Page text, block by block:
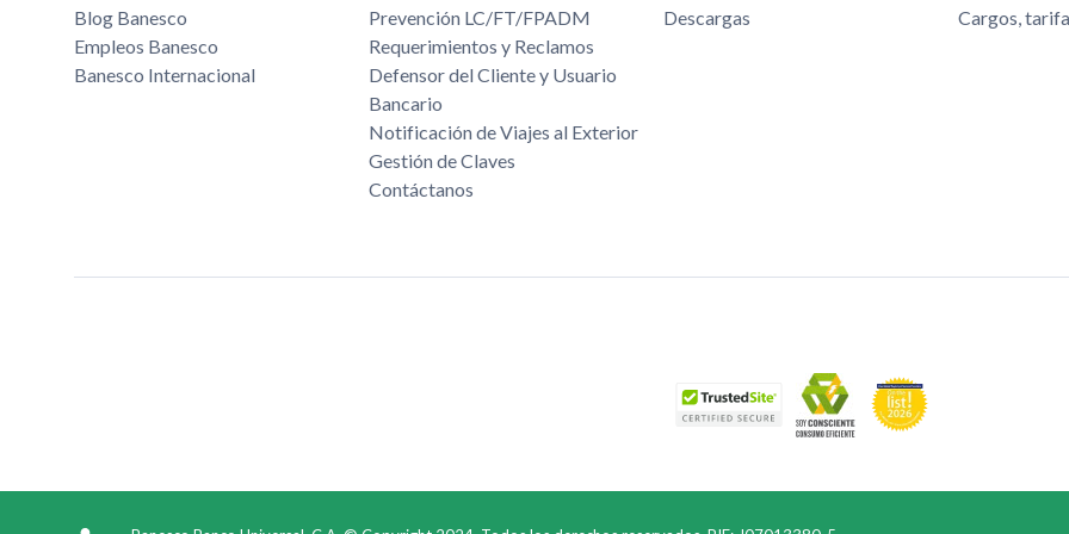
Blog Banesco
Empleos Banesco
Banesco Internacional
Prevención LC/FT/FPADM
Requerimientos y Reclamos
Defensor del Cliente y Usuario
Bancario
Notificación de Viajes al Exterior
Gestión de Claves
Contáctanos
Descargas
Cargos,